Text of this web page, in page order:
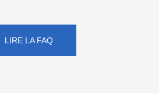
LIRE LA FAQ